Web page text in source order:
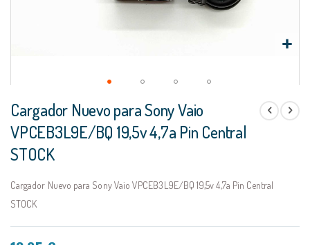
al
comienzo
de
la
galería
de
imágenes
Cargador Nuevo para Sony Vaio
VPCEB3L9E/BQ 19,5v 4,7a Pin Central
STOCK
Cargador Nuevo para Sony Vaio VPCEB3L9E/BQ 19,5v 4,7a Pin Central
STOCK